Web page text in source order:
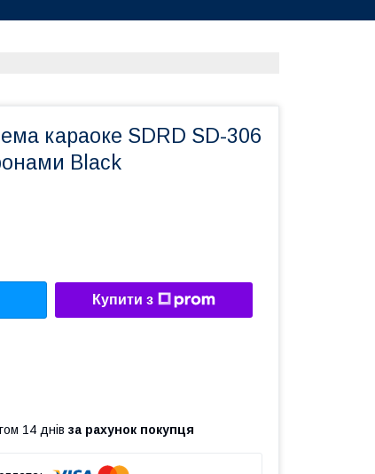
караоке SDRD SD-306
Black
Купити з
14 днів за рахунок покупця